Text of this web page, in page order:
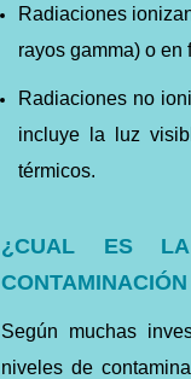
Radiaciones
rayos gamma) o en
Radiaciones no
incluye la luz
térmicos.
¿CUAL ES LA
Según muchas
niveles de